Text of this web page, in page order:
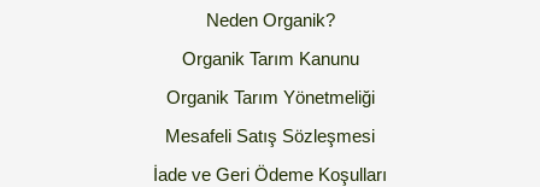
Neden Organik?
Organik Tarım Kanunu
Organik Tarım Yönetmeliği
Mesafeli Satış Sözleşmesi
İade ve Geri Ödeme Koşulları